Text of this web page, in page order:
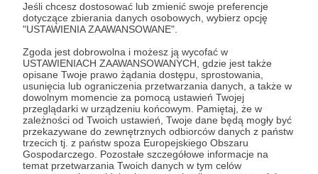
Jeśli chcesz dostosować lub zmienić swoje preferencje
dotyczące zbierania danych osobowych, wybierz opcję
"USTAWIENIA ZAAWANSOWANE".
Zgoda jest dobrowolna i możesz ją wycofać w
USTAWIENIACH ZAAWANSOWANYCH, gdzie jest także
opisane Twoje prawo żądania dostępu, sprostowania,
usunięcia lub ograniczenia przetwarzania danych, a także w
dowolnym momencie za pomocą ustawień Twojej
przeglądarki w urządzeniu końcowym. Pamiętaj, że w
zależności od Twoich ustawień, Twoje dane będą mogły być
przekazywane do zewnętrznych odbiorców danych z państw
trzecich tj. z państw spoza Europejskiego Obszaru
Gospodarczego. Pozostałe szczegółowe informacje na
temat przetwarzania Twoich danych w tym celów
* Zapoznałem się i akceptujęRegulaminserwisu oraz
* Wyrażam zgodę na przetwarzanie moich danych
osobowych podanych w formularzu rejestracyjnym w celu
prawidłowego świadczenia usług serwisu Patronite.
Wyrażam zgodę na otrzymywanie drogą elektroniczną
informacji handlowych - newslettera. Opcja ta może zostać
zmieniona w ustawieniach konta.